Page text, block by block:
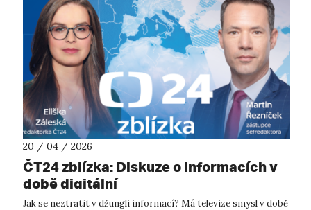
20 / 04 / 2026
ČT24 zblízka: Diskuze o informacích v
době digitální
Jak se neztratit v džungli informací? Má televize smysl v době